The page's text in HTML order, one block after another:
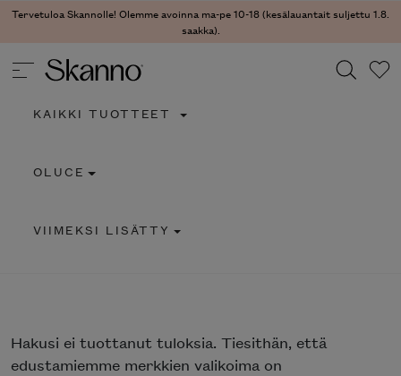
Tervetuloa Skannolle! Olemme avoinna ma-pe 10-18 (kesälauantait suljettu 1.8.
saakka).
Type 2 or more characters for results.
KAIKKI TUOTTEET
OLUCE
VIIMEKSI LISÄTTY
Hakusi ei tuottanut tuloksia. Tiesithän, että
edustamiemme merkkien valikoima on